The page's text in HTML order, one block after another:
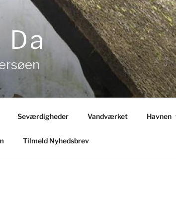
Da
Seværdigheder Vandværket Havnen
Tilmeld Nyhedsbrev